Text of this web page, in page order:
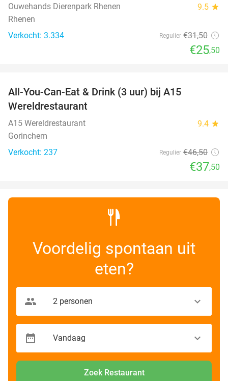
Ouwehands Dierenpark Rhenen 9.5 star
Rhenen
Verkocht: 3.334
Regulier €31,50
€25,50
All-You-Can-Eat & Drink (3 uur) bij A15
Wereldrestaurant
A15 Wereldrestaurant 9.4 star
Gorinchem
Verkocht: 237
Regulier €46,50
€37,50
Voordelig spontaan uit
eten?
Zoek Restaurant